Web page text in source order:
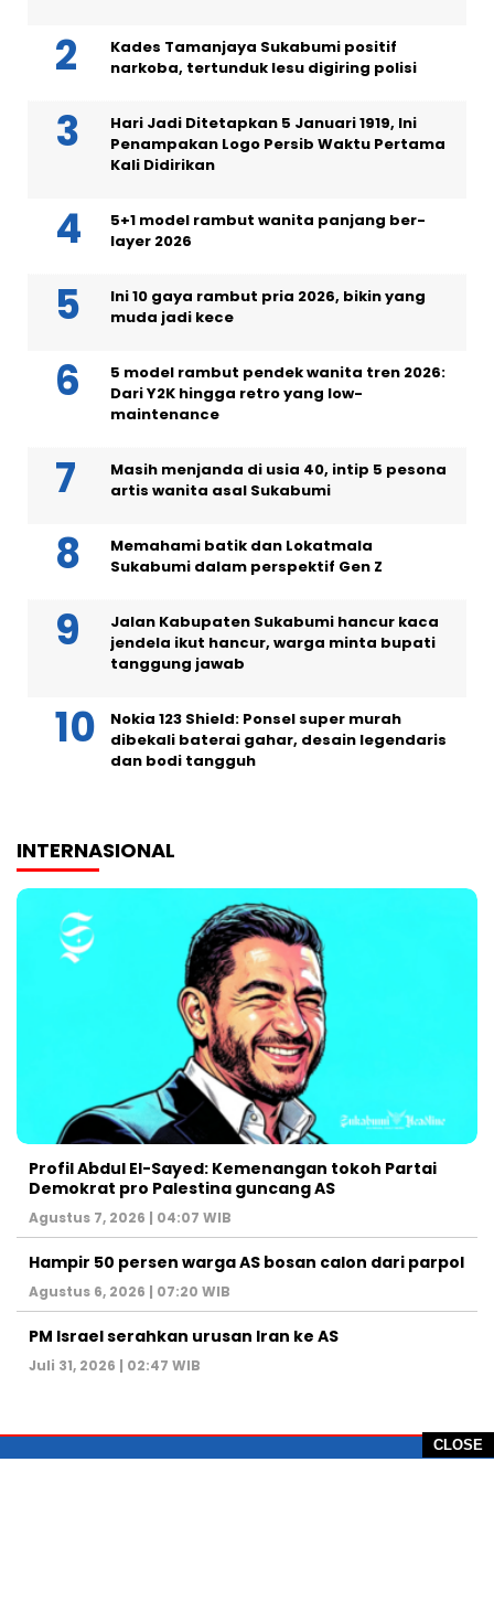
CLOSE
Kades Tamanjaya Sukabumi positif
narkoba, tertunduk lesu digiring polisi
Hari Jadi Ditetapkan 5 Januari 1919, Ini
Penampakan Logo Persib Waktu Pertama
Kali Didirikan
5+1 model rambut wanita panjang ber-
layer 2026
Ini 10 gaya rambut pria 2026, bikin yang
muda jadi kece
5 model rambut pendek wanita tren 2026:
Dari Y2K hingga retro yang low-
maintenance
Masih menjanda di usia 40, intip 5 pesona
artis wanita asal Sukabumi
Memahami batik dan Lokatmala
Sukabumi dalam perspektif Gen Z
Jalan Kabupaten Sukabumi hancur kaca
jendela ikut hancur, warga minta bupati
tanggung jawab
Nokia 123 Shield: Ponsel super murah
dibekali baterai gahar, desain legendaris
dan bodi tangguh
INTERNASIONAL
Profil Abdul El-Sayed: Kemenangan tokoh Partai
Demokrat pro Palestina guncang AS
Agustus 7, 2026 | 04:07 WIB
Hampir 50 persen warga AS bosan calon dari parpol
Agustus 6, 2026 | 07:20 WIB
PM Israel serahkan urusan Iran ke AS
Juli 31, 2026 | 02:47 WIB